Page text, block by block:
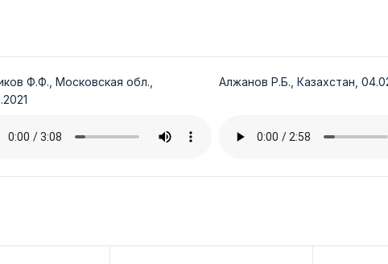
Ф.Ф., Московская обл.,
Алжанов Р.Б., Казахстан,